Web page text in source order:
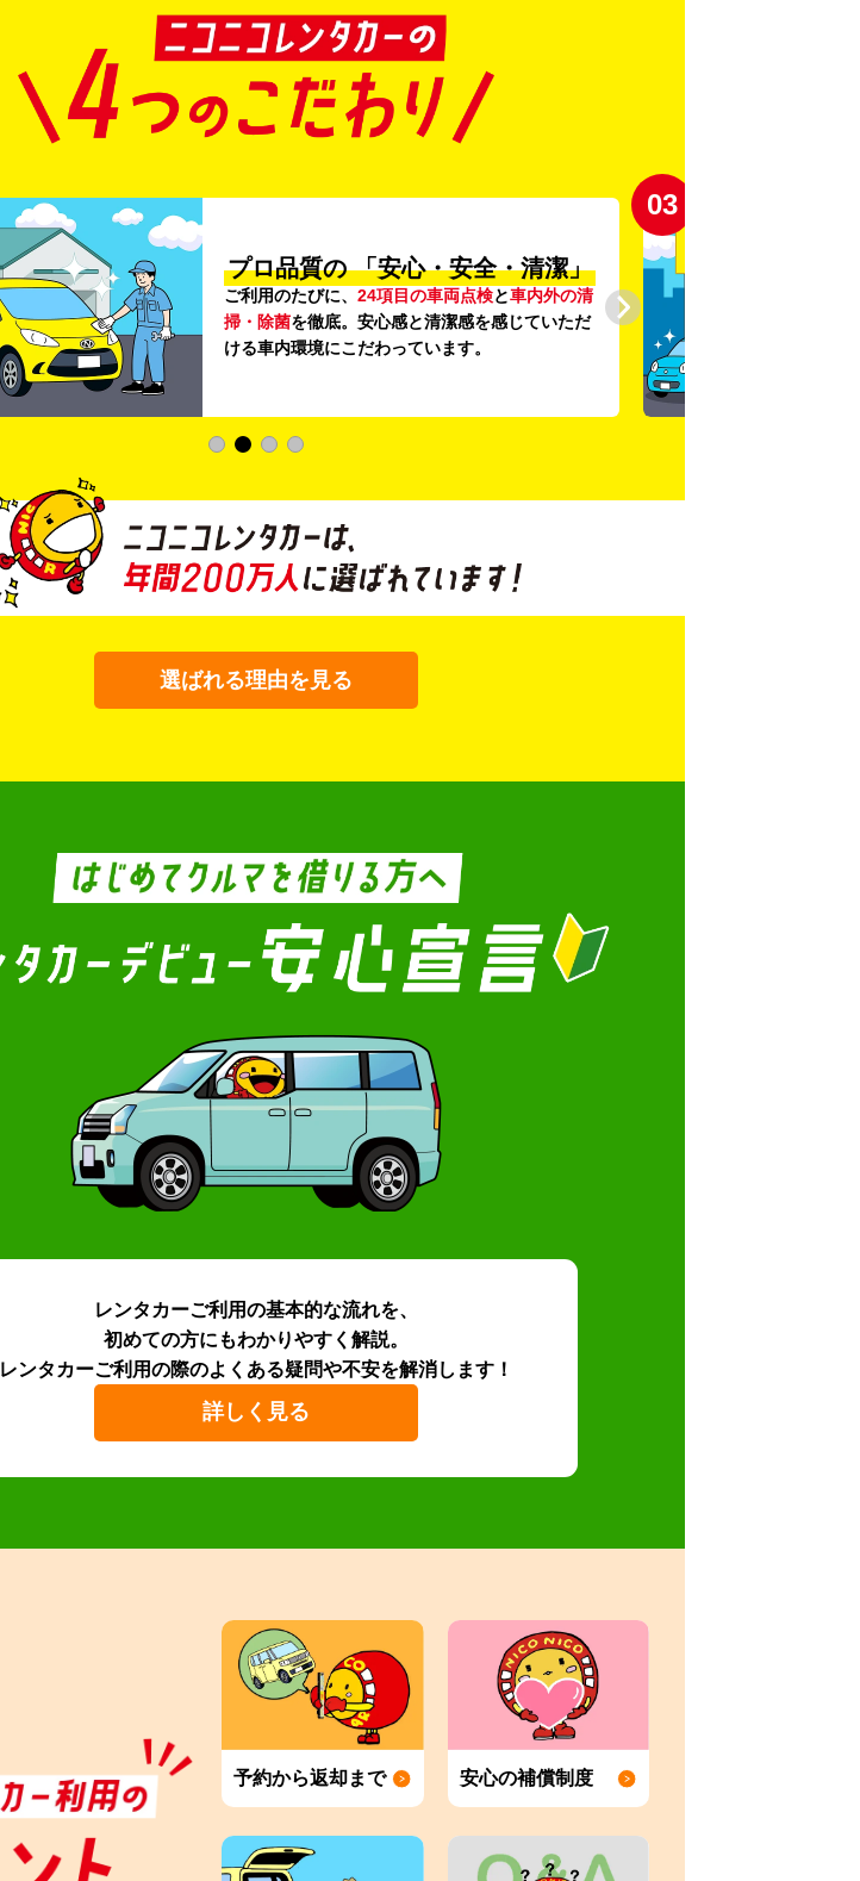
プロ品質の 「安心・安全・清潔」
ご利用のたびに、 24項目の車両点検と車内外の清
掃・除菌を徹底。安心感と清潔感を感じていただ
ける車内環境にこだわっています。
03
選ばれる理由を見る
レンタカーご利用の基本的な流れを、
初めての方にもわかりやすく解説。
レンタカーご利用の際のよくある疑問や不安を解消します！
詳しく見る
予約から返却まで 安心の補償制度